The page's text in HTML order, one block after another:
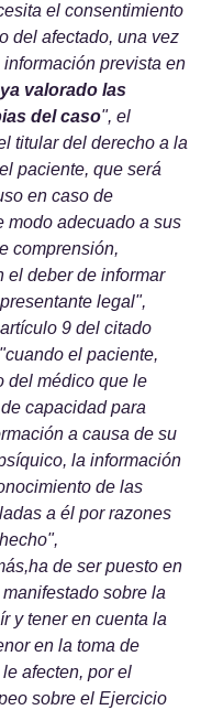
el consentimiento
del afectado, una vez
prevista en
valorado las
del caso", el
titular del derecho a la
paciente, que será
en caso de
modo adecuado a sus
comprensión,
el deber de informar
legal",
9 del citado
el paciente,
del médico que le
capacidad para
a causa de su
la información
de las
a él por razones
de ser puesto en
sobre la
y tener en cuenta la
en la toma de
afecten, por el
sobre el Ejercicio